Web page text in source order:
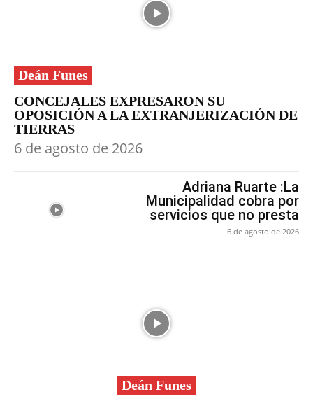
Deán Funes
CONCEJALES EXPRESARON SU
OPOSICIÓN A LA EXTRANJERIZACIÓN DE
TIERRAS
6 de agosto de 2026
Adriana Ruarte :La
Municipalidad cobra por
servicios que no presta
6 de agosto de 2026
Deán Funes